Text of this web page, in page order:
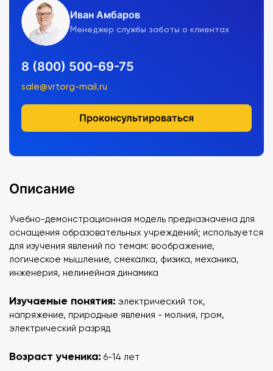
Иван Амбаров
Менеджер службы заботы о клиентах
8 (800) 500-69-75
sale@vrtorg-mail.ru
Проконсультироваться
Описание
Учебно-демонстрационная модель предназначена для
оснащения образовательных учреждений; используется
для изучения явлений по темам: воображение,
логическое мышление, смекалка, физика, механика,
инженерия, нелинейная динамика
Изучаемые понятия: электрический ток,
напряжение, природные явления - молния, гром,
электрический разряд
Возраст ученика: 6-14 лет